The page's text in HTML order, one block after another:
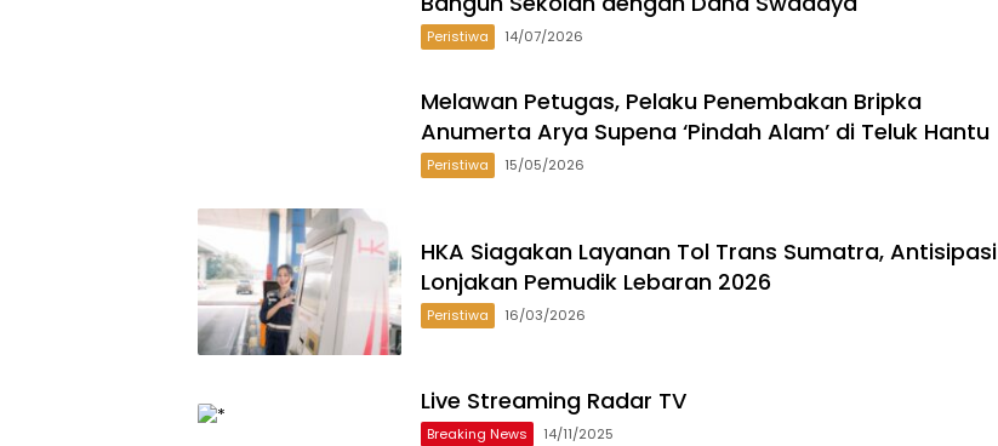
Peristiwa 14/07/2026
Melawan Petugas, Pelaku Penembakan Bripka
Anumerta Arya Supena ‘Pindah Alam’ di Teluk Hantu
Peristiwa 15/05/2026
HKA Siagakan Layanan Tol Trans Sumatra, Antisipasi
Lonjakan Pemudik Lebaran 2026
Peristiwa 16/03/2026
Live Streaming Radar TV
Breaking News 14/11/2025